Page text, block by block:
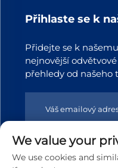
Přihlaste se k
Přidejte se k
nejnovější
přehledy od našeho
Copyright © 2025
We value your
We use cookies and